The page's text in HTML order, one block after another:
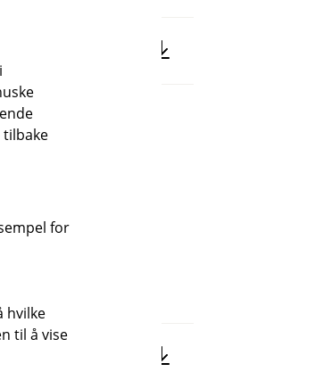
tilbake
for
hvilke
til å vise